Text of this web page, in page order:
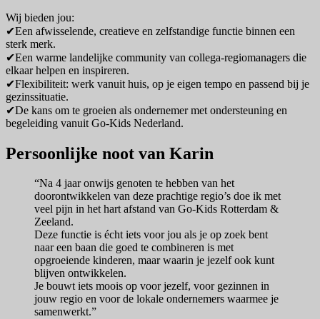
Wij bieden jou:
✔Een afwisselende, creatieve en zelfstandige functie binnen een
sterk merk.
✔Een warme landelijke community van collega-regiomanagers die
elkaar helpen en inspireren.
✔Flexibiliteit: werk vanuit huis, op je eigen tempo en passend bij je
gezinssituatie.
✔De kans om te groeien als ondernemer met ondersteuning en
begeleiding vanuit Go-Kids Nederland.
Persoonlijke noot van Karin
“Na 4 jaar onwijs genoten te hebben van het
doorontwikkelen van deze prachtige regio’s doe ik met
veel pijn in het hart afstand van Go-Kids Rotterdam &
Zeeland.
Deze functie is écht iets voor jou als je op zoek bent
naar een baan die goed te combineren is met
opgroeiende kinderen, maar waarin je jezelf ook kunt
blijven ontwikkelen.
Je bouwt iets moois op voor jezelf, voor gezinnen in
jouw regio en voor de lokale ondernemers waarmee je
samenwerkt.”